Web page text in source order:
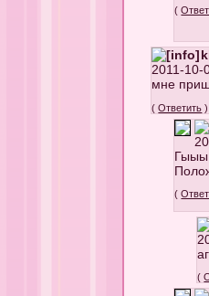
(
2011-10-
мне
(Ответить )
Гыыы
(
(